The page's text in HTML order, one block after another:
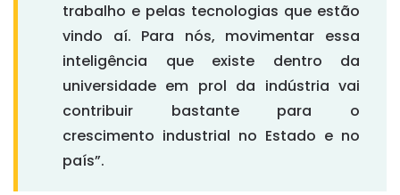
trabalho e pelas tecnologias que estão
vindo aí. Para nós, movimentar essa
inteligência que existe dentro da
universidade em prol da indústria vai
contribuir bastante para o
crescimento industrial no Estado e no
país”.